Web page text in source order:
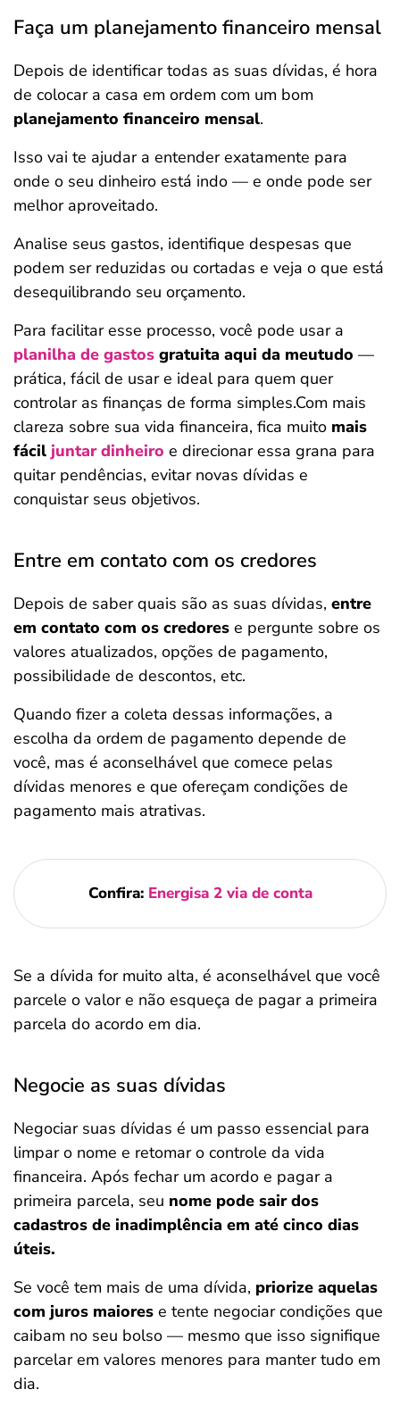
Faça um planejamento financeiro mensal
Depois de identificar todas as suas dívidas, é hora
de colocar a casa em ordem com um bom
planejamento financeiro mensal.
Isso vai te ajudar a entender exatamente para
onde o seu dinheiro está indo — e onde pode ser
melhor aproveitado.
Analise seus gastos, identifique despesas que
podem ser reduzidas ou cortadas e veja o que está
desequilibrando seu orçamento.
Para facilitar esse processo, você pode usar a
planilha de gastos gratuita aqui da meutudo —
prática, fácil de usar e ideal para quem quer
controlar as finanças de forma simples.Com mais
clareza sobre sua vida financeira, fica muito mais
fácil juntar dinheiro e direcionar essa grana para
quitar pendências, evitar novas dívidas e
conquistar seus objetivos.
Entre em contato com os credores
Depois de saber quais são as suas dívidas, entre
em contato com os credores e pergunte sobre os
valores atualizados, opções de pagamento,
possibilidade de descontos, etc.
Quando fizer a coleta dessas informações, a
escolha da ordem de pagamento depende de
você, mas é aconselhável que comece pelas
dívidas menores e que ofereçam condições de
pagamento mais atrativas.
Confira: Energisa 2 via de conta
Se a dívida for muito alta, é aconselhável que você
parcele o valor e não esqueça de pagar a primeira
parcela do acordo em dia.
Negocie as suas dívidas
Negociar suas dívidas é um passo essencial para
limpar o nome e retomar o controle da vida
financeira. Após fechar um acordo e pagar a
primeira parcela, seu nome pode sair dos
cadastros de inadimplência em até cinco dias
úteis.
Se você tem mais de uma dívida, priorize aquelas
com juros maiores e tente negociar condições que
caibam no seu bolso — mesmo que isso signifique
parcelar em valores menores para manter tudo em
dia.